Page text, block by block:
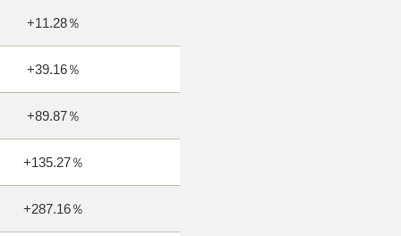
+11.28％
+39.16％
+89.87％
+135.27％
+287.16％